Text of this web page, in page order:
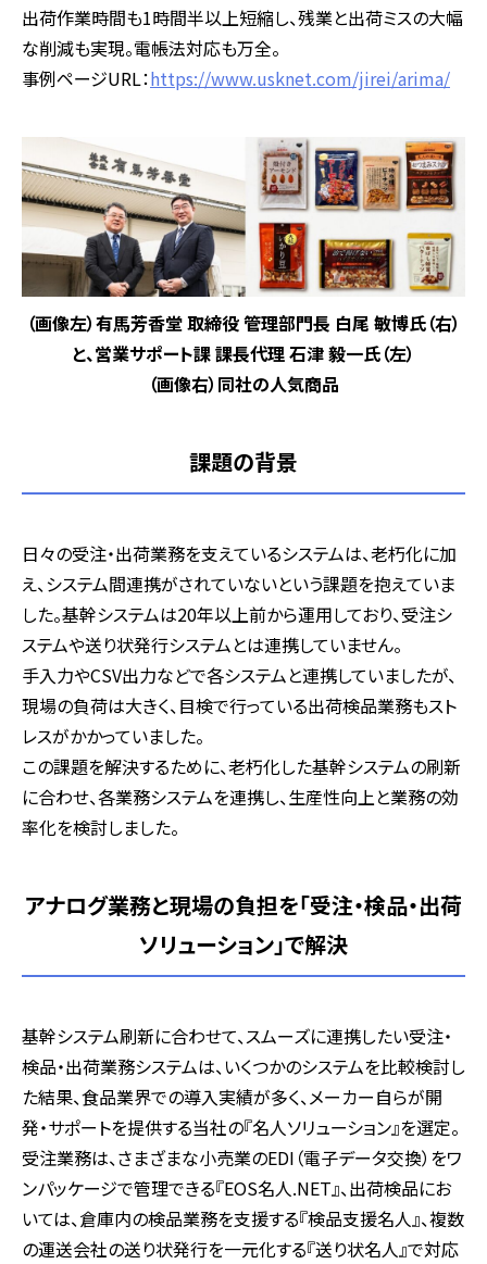
出荷作業時間も1時間半以上短縮し、残業と出荷ミスの大幅
な削減も実現。電帳法対応も万全。
事例ページURL：https://www.usknet.com/jirei/arima/
（画像左）有馬芳香堂 取締役 管理部門長 白尾 敏博氏（右）
と、営業サポート課 課長代理 石津 毅一氏（左）
（画像右）同社の人気商品
課題の背景
日々の受注・出荷業務を支えているシステムは、老朽化に加
え、システム間連携がされていないという課題を抱えていま
した。基幹システムは20年以上前から運用しており、受注シ
ステムや送り状発行システムとは連携していません。
手入力やCSV出力などで各システムと連携していましたが、
現場の負荷は大きく、目検で行っている出荷検品業務もスト
レスがかかっていました。
この課題を解決するために、老朽化した基幹システムの刷新
に合わせ、各業務システムを連携し、生産性向上と業務の効
率化を検討しました。
アナログ業務と現場の負担を「受注・検品・出荷
ソリューション」で解決
基幹システム刷新に合わせて、スムーズに連携したい受注・
検品・出荷業務システムは、いくつかのシステムを比較検討し
た結果、食品業界での導入実績が多く、メーカー自らが開
発・サポートを提供する当社の『名人ソリューション』を選定。
受注業務は、さまざまな小売業のEDI（電子データ交換）をワ
ンパッケージで管理できる『EOS名人.NET』、出荷検品にお
いては、倉庫内の検品業務を支援する『検品支援名人』、複数
の運送会社の送り状発行を一元化する『送り状名人』で対応